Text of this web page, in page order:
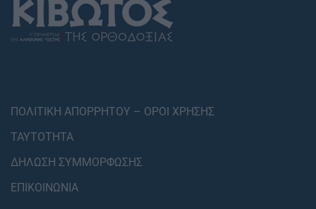
ΠΟΛΙΤΙΚΗ ΑΠΟΡΡΗΤΟΥ – ΟΡΟΙ ΧΡΗΣΗΣ
ΤΑΥΤΟΤΗΤΑ
ΔΗΛΩΣΗ ΣΥΜΜΟΡΦΩΣΗΣ
ΕΠΙΚΟΙΝΩΝΙΑ